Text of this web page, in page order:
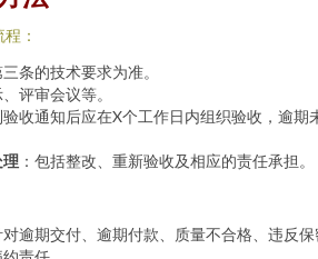
：
条的技术要求为准。
评审会议等。
验收通知后应在X个工作日内组织验收，逾期
理 ：包括整改、重新验收及相应的责任承担。
对逾期交付、逾期付款、质量不合格、违反保